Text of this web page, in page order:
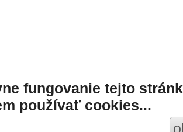
fungovanie tejto
používať cookies...